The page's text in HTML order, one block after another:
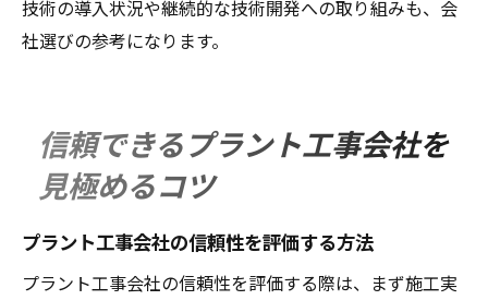
技術の導入状況や継続的な技術開発への取り組みも、会
社選びの参考になります。
信頼できるプラント工事会社を
見極めるコツ
プラント工事会社の信頼性を評価する方法
プラント工事会社の信頼性を評価する際は、まず施工実